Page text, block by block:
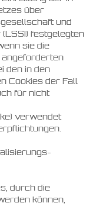
über
und
festgelegten
sie die
den in den
Cookies der Fall
für nicht
verwendet
durch die
können,